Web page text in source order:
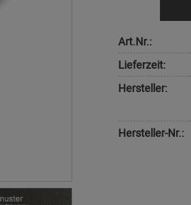
Art.Nr.:
Lieferzeit:
Hersteller:
Hersteller-Nr.: